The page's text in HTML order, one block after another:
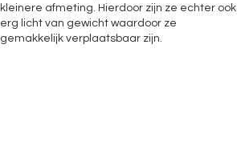
kleinere afmeting. Hierdoor zijn ze echter ook
erg licht van gewicht waardoor ze
gemakkelijk verplaatsbaar zijn.